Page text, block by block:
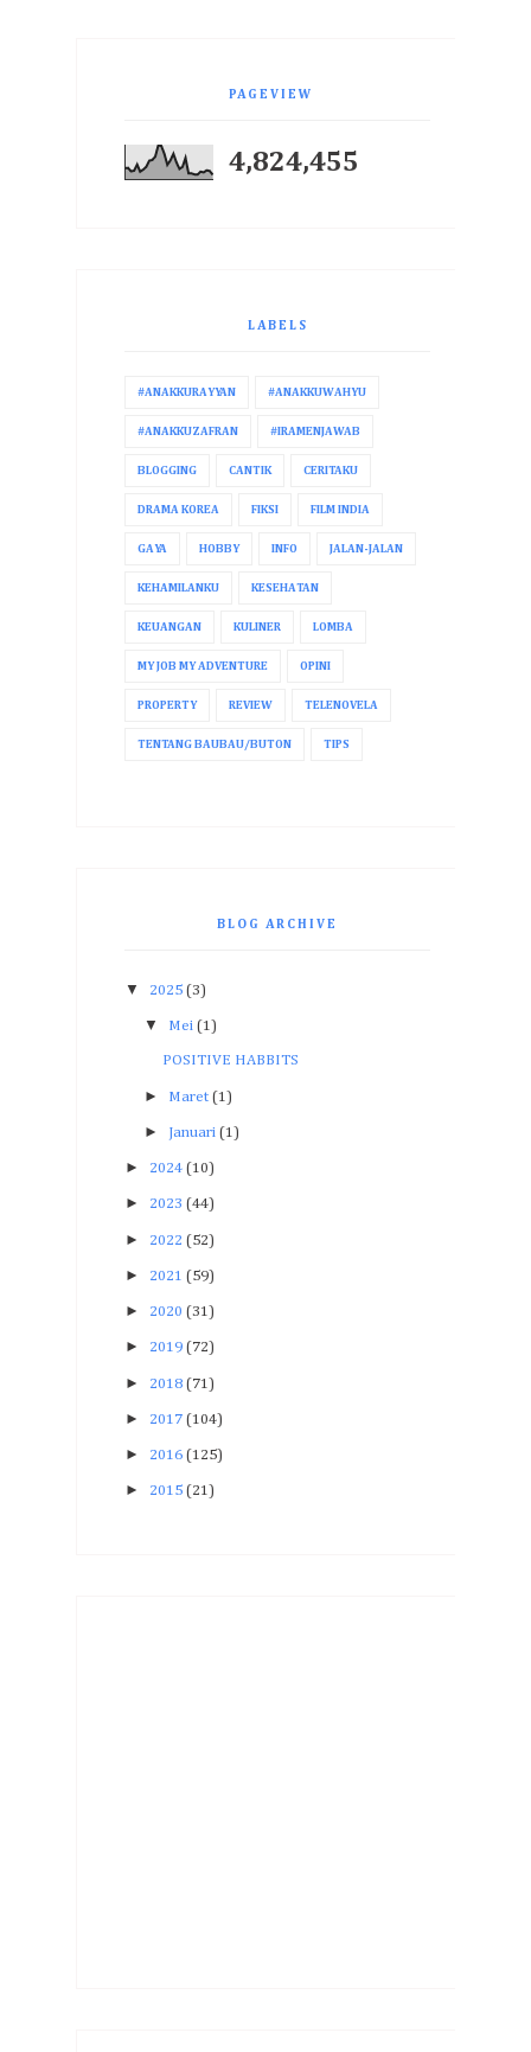
PAGEVIEW
4,824,455
LABELS
#ANAKKURAYYAN #ANAKKUWAHYU
#ANAKKUZAFRAN #IRAMENJAWAB
BLOGGING CANTIK CERITAKU
DRAMA KOREA FIKSI FILM INDIA
GAYA HOBBY INFO JALAN-JALAN
KEHAMILANKU KESEHATAN
KEUANGAN KULINER LOMBA
MY JOB MY ADVENTURE OPINI
PROPERTY REVIEW TELENOVELA
TENTANG BAUBAU/BUTON TIPS
BLOG ARCHIVE
▼ 2025 (3)
▼ Mei (1)
POSITIVE HABBITS
► Maret (1)
► Januari (1)
► 2024 (10)
► 2023 (44)
► 2022 (52)
► 2021 (59)
► 2020 (31)
► 2019 (72)
► 2018 (71)
► 2017 (104)
► 2016 (125)
► 2015 (21)